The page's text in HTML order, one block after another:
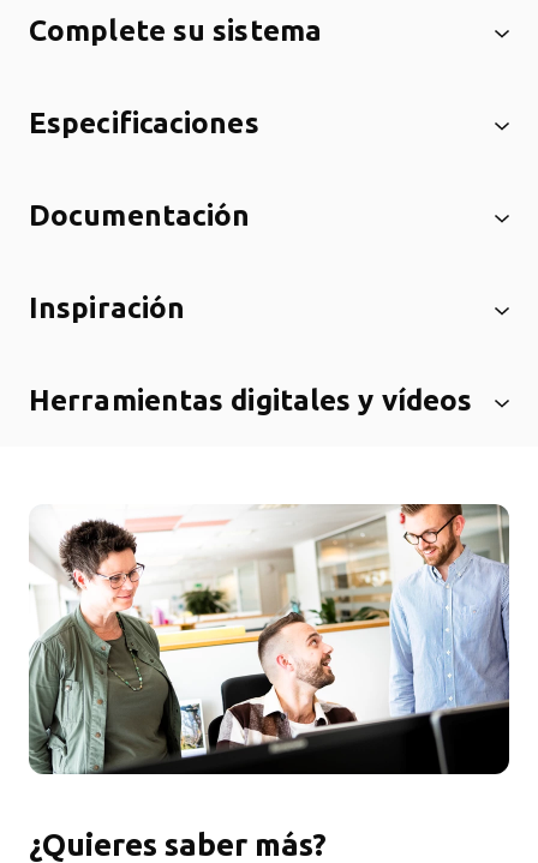
Complete su sistema
Especificaciones
Documentación
Inspiración
Herramientas digitales y vídeos
¿Quieres saber más?